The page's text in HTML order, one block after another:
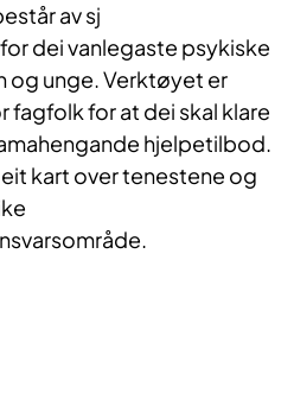
av sj​
dei vanlegaste psykiske
og unge. Verktøyet er
fagfolk for at dei skal klare
hjelpetilbod.
kart over tenestene og